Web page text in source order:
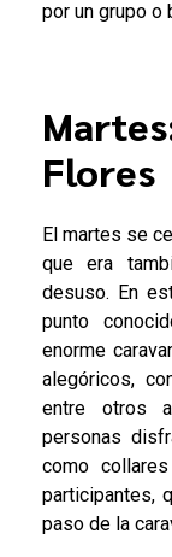
por un grupo o
Flores
El martes se
que era
desuso. En
punto
enorme
alegóricos,
entre otros
personas
como
participantes,
paso de la